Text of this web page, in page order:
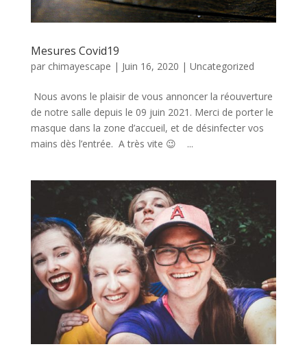
Mesures Covid19
par chimayescape | Juin 16, 2020 | Uncategorized
Nous avons le plaisir de vous annoncer la réouverture
de notre salle depuis le 09 juin 2021. Merci de porter le
masque dans la zone d’accueil, et de désinfecter vos
mains dès l’entrée. A très vite 😉 ...